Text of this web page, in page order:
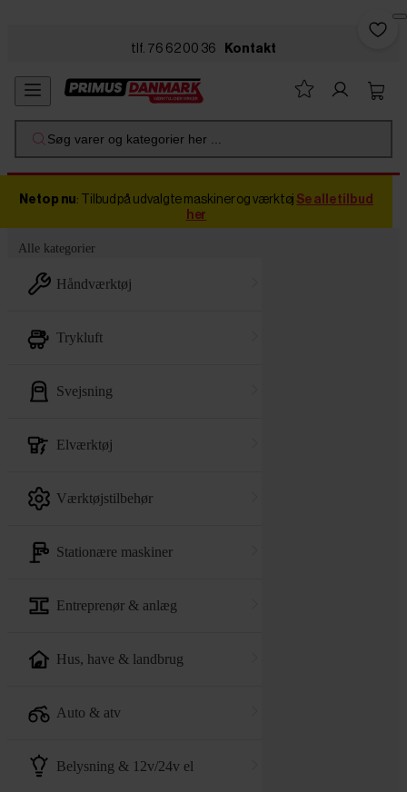
tlf. 76 62 00 36 Kontakt
Søg varer og kategorier her ...
Netop nu: Tilbud på udvalgte maskiner og værktøj Se alle tilbud
her
Alle kategorier
håndværktøj
trykluft
svejsning
elværktøj
værktøjstilbehør
stationære maskiner
entreprenør & anlæg
hus, have & landbrug
auto & atv
belysning & 12v/24v el